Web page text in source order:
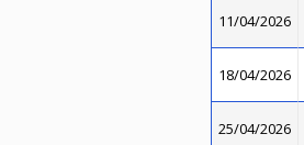
11/04/2026
18/04/2026
25/04/2026